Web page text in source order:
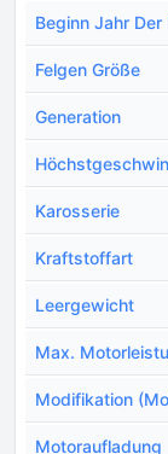
Beginn Jahr
Felgen Größe
Generation
Karosserie
Kraftstoffart
Leergewicht
Max.
Modifikation
Motoraufladung